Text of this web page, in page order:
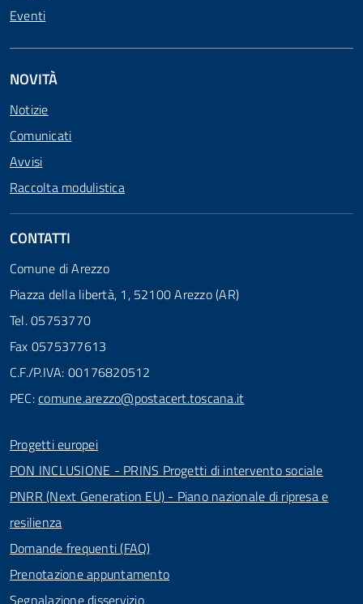
Eventi
NOVITÀ
Notizie
Comunicati
Avvisi
Raccolta modulistica
CONTATTI
Comune di Arezzo
Piazza della libertà, 1, 52100 Arezzo (AR)
Tel. 05753770
Fax 0575377613
C.F./P.IVA: 00176820512
PEC:comune.arezzo@postacert.toscana.it
Progetti europei
PON INCLUSIONE - PRINS Progetti di intervento sociale
PNRR (Next Generation EU) - Piano nazionale di ripresa e
resilienza
Domande frequenti (FAQ)
Prenotazione appuntamento
Segnalazione disservizio